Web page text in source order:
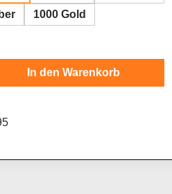
1000 Gold
Gib den gewünschten
In den Warenkorb